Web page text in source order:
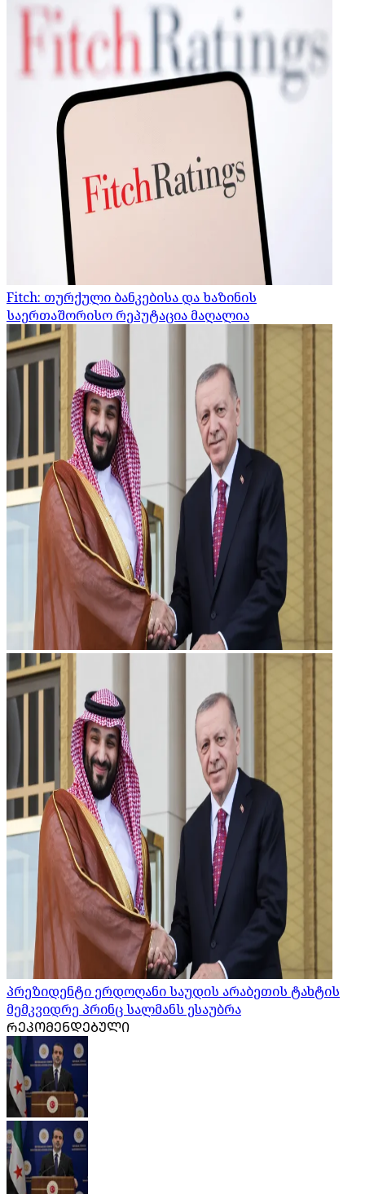
Fitch: თურქული ბანკებისა და ხაზინის
საერთაშორისო რეპუტაცია მაღალია
პრეზიდენტი ერდოღანი საუდის არაბეთის ტახტის
მემკვიდრე პრინც სალმანს ესაუბრა
ᲠᲔᲙᲝᲛᲔᲜᲓᲔᲑᲣᲚᲘ